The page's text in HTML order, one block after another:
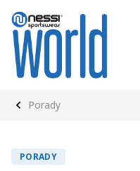
Porady
PORADY